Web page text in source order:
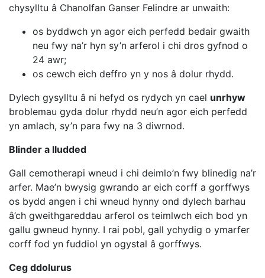
chysylltu â Chanolfan Ganser Felindre ar unwaith:
os byddwch yn agor eich perfedd bedair gwaith
neu fwy na’r hyn sy’n arferol i chi dros gyfnod o
24 awr;
os cewch eich deffro yn y nos â dolur rhydd.
Dylech gysylltu â ni hefyd os rydych yn cael unrhyw
broblemau gyda dolur rhydd neu’n agor eich perfedd
yn amlach, sy’n para fwy na 3 diwrnod.
Blinder a lludded
Gall cemotherapi wneud i chi deimlo’n fwy blinedig na’r
arfer. Mae’n bwysig gwrando ar eich corff a gorffwys
os bydd angen i chi wneud hynny ond dylech barhau
â’ch gweithgareddau arferol os teimlwch eich bod yn
gallu gwneud hynny. I rai pobl, gall ychydig o ymarfer
corff fod yn fuddiol yn ogystal â gorffwys.
Ceg ddolurus